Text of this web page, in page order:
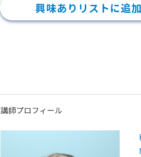
興味ありリストに追
講師プロフィール